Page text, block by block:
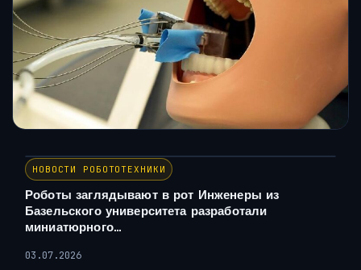
НОВОСТИ РОБОТОТЕХНИКИ
Роботы заглядывают в рот Инженеры из
Базельского университета разработали
миниатюрного…
03.07.2026